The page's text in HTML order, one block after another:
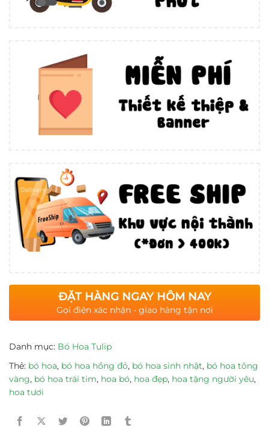
ĐẶT HÀNG NGAY HÔM NAY
Gọi điện xác nhận - giao hàng tận nơi
Danh mục: Bó Hoa Tulip
Thẻ: bó hoa, bó hoa hồng đỏ, bó hoa sinh nhật, bó hoa tông
vàng, bó hoa trái tim, hoa bó, hoa đẹp, hoa tặng người yêu,
hoa tươi